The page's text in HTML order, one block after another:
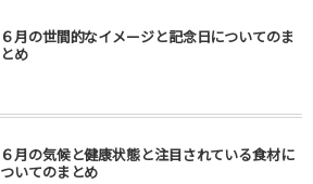
６月の世間的なイメージと記念日についてのま
とめ
６月の気候と健康状態と注目されている食材に
ついてのまとめ